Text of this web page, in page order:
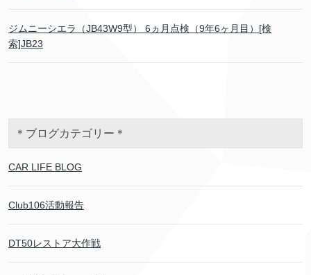
ジムニーシエラ（JB43W9型） 6ヵ月点検（9年6ヶ月目）[検
索]JB23
＊ブログカテゴリー＊
CAR LIFE BLOG
Club106活動報告
DT50レストア大作戦